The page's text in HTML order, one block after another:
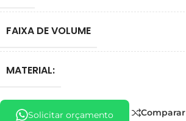
FAIXA DE VOLUME
MATERIAL:
Solicitar orçamento Comparar